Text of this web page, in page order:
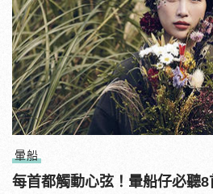
暈船
每首都觸動心弦！暈船仔必聽